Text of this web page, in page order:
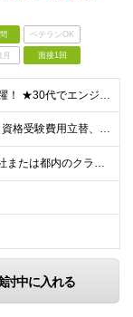
ベテランOK
面接1回
★20代～30代がメインに活躍！ ★30代でエンジニアデビューしたメンバーも！ ■経験・資格不問 ■学歴不問 ━━━━━……‥ 当社では何よりもコミュニケーション力を 重視した採用を行っています！
■月給28万円～＋資格補助（資格受験費用立替、書籍代立替）＋リファラル手当（経験者10万円/未経験者6万円） ※給与は経験・スキルに応じて決定します ※上記給与額には固定残業代（20時間分/34,39
＜リモート案件あり！＞ 本社または都内のクライアント先での勤務となります。 ■本社/東京都千代田区神田司町2-10-4 NOVEL WORK Kanda 3階 (変更の範囲)上記を除く当社関連勤務地
討中に入れる